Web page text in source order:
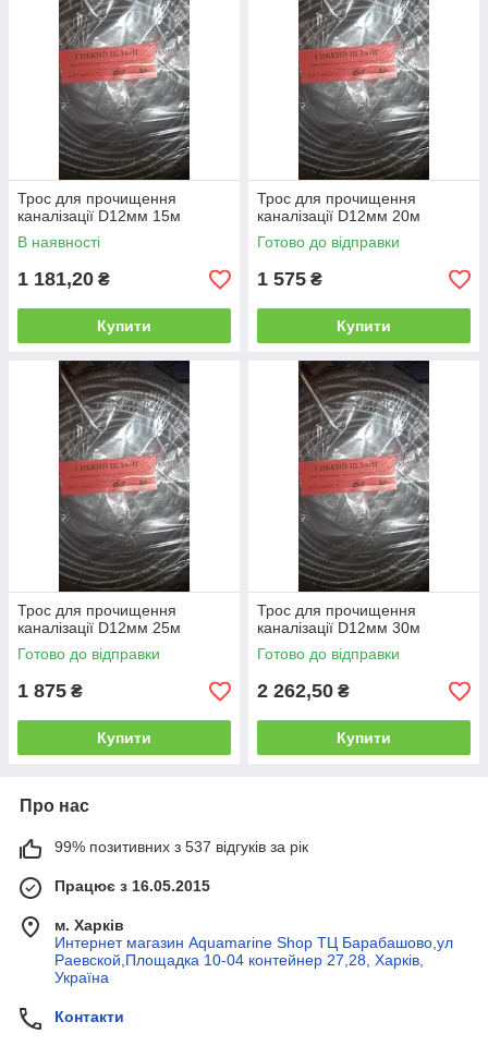
Трос для прочищення
каналізації D12мм 15м
В наявності
1 181,20 ₴
Купити
Трос для прочищення
каналізації D12мм 20м
Готово до відправки
1 575 ₴
Купити
Трос для прочищення
каналізації D12мм 25м
Готово до відправки
1 875 ₴
Купити
Трос для прочищення
каналізації D12мм 30м
Готово до відправки
2 262,50 ₴
Купити
Про нас
99% позитивних з 537 відгуків за рік
Працює з 16.05.2015
м. Харків
Интернет магазин Aquamarine Shop ТЦ Барабашово,ул
Раевской,Площадка 10-04 контейнер 27,28, Харків,
Україна
Контакти